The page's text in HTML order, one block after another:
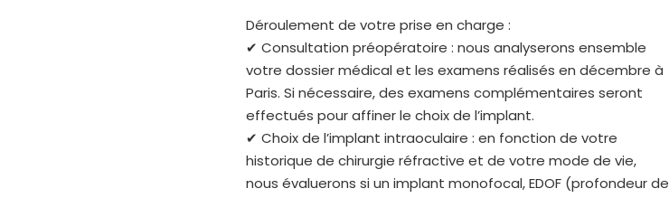
Déroulement de votre prise en charge :
✔ Consultation préopératoire : nous analyserons ensemble
votre dossier médical et les examens réalisés en décembre à
Paris. Si nécessaire, des examens complémentaires seront
effectués pour affiner le choix de l’implant.
✔ Choix de l’implant intraoculaire : en fonction de votre
historique de chirurgie réfractive et de votre mode de vie,
nous évaluerons si un implant monofocal, EDOF (profondeur de